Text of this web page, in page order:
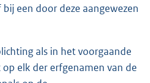
een door deze aangewezen
als in het voorgaande
elk der erfgenamen van de